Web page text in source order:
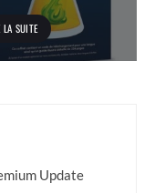
LA SUITE
Update